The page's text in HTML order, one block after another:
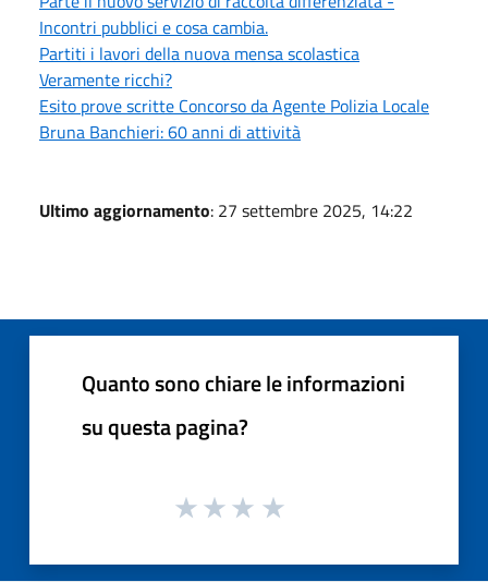
Incontri pubblici e cosa cambia.
Partiti i lavori della nuova mensa scolastica
Veramente ricchi?
Esito prove scritte Concorso da Agente Polizia Locale
Bruna Banchieri: 60 anni di attività
Ultimo aggiornamento: 27 settembre 2025, 14:22
Quanto sono chiare le informazioni
su questa pagina?